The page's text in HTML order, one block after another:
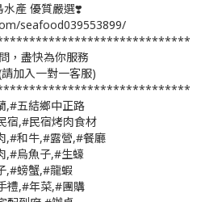
產 優質嚴選❣️
seafood039553899/
，盡快為你服務
加入一對一客服)
,#五結鄉中正路
宿,#民宿烤肉食材
,#和牛,#露營,#餐廳
,#烏魚子,#生蠔
,#螃蟹,#龍蝦
禮,#年菜,#團購